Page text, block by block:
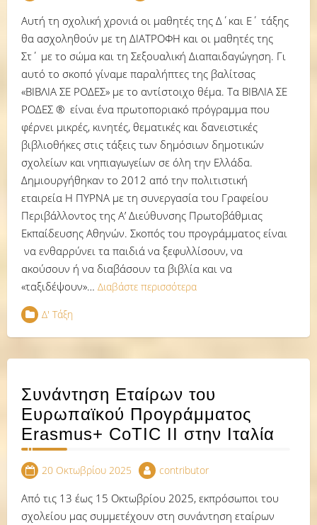
Αυτή τη σχολική χρονιά οι μαθητές της Δ΄και Ε΄ τάξης
θα ασχοληθούν με τη ΔΙΑΤΡΟΦΗ και οι μαθητές της
Στ΄ με το σώμα και τη Σεξουαλική Διαπαιδαγώγηση. Γι
αυτό το σκοπό γίναμε παραλήπτες της βαλίτσας
«ΒΙΒΛΙΑ ΣΕ ΡΟΔΕΣ» με το αντίστοιχο θέμα. Τα ΒΙΒΛΙΑ ΣΕ
ΡΟΔΕΣ ® είναι ένα πρωτοποριακό πρόγραμμα που
φέρνει μικρές, κινητές, θεματικές και δανειστικές
βιβλιοθήκες στις τάξεις των δημόσιων δημοτικών
σχολείων και νηπιαγωγείων σε όλη την Ελλάδα.
Δημιουργήθηκαν το 2012 από την πολιτιστική
εταιρεία Η ΠΥΡΝΑ με τη συνεργασία του Γραφείου
Περιβάλλοντος της Α’ Διεύθυνσης Πρωτοβάθμιας
Εκπαίδευσης Αθηνών. Σκοπός του προγράμματος είναι
να ενθαρρύνει τα παιδιά να ξεφυλλίσουν, να
ακούσουν ή να διαβάσουν τα βιβλία και να
«ταξιδέψουν»… Διαβάστε περισσότερα
Δ' Τάξη
Συνάντηση Εταίρων του
Ευρωπαϊκού Προγράμματος
Erasmus+ CoTIC II στην Ιταλία
20 Οκτωβρίου 2025 contributor
Από τις 13 έως 15 Οκτωβρίου 2025, εκπρόσωποι του
σχολείου μας συμμετέχουν στη συνάντηση εταίρων